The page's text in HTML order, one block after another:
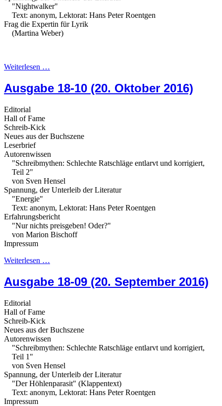
"Nightwalker"
Text: anonym, Lektorat: Hans Peter Roentgen
Frag die Expertin für Lyrik
(Martina Weber)
Weiterlesen …
Ausgabe 18-10 (20. Oktober 2016)
Editorial
Hall of Fame
Schreib-Kick
Neues aus der Buchszene
Leserbrief
Autorenwissen
"Schreibmythen: Schlechte Ratschläge entlarvt und korrigiert,
Teil 2"
von Sven Hensel
Spannung, der Unterleib der Literatur
"Energie"
Text: anonym, Lektorat: Hans Peter Roentgen
Erfahrungsbericht
"Nur nichts preisgeben! Oder?"
von Marion Bischoff
Impressum
Weiterlesen …
Ausgabe 18-09 (20. September 2016)
Editorial
Hall of Fame
Schreib-Kick
Neues aus der Buchszene
Autorenwissen
"Schreibmythen: Schlechte Ratschläge entlarvt und korrigiert,
Teil 1"
von Sven Hensel
Spannung, der Unterleib der Literatur
"Der Höhlenparasit" (Klappentext)
Text: anonym, Lektorat: Hans Peter Roentgen
Impressum